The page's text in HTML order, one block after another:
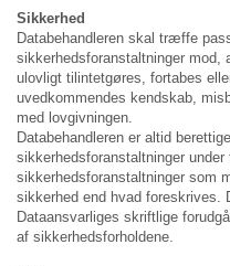
Sikkerhed
Databehandleren skal træffe
sikkerhedsforanstaltninger
ulovligt tilintetgøres, fortabes
uvedkommendes kendskab,
med lovgivningen.
Databehandleren er altid
sikkerhedsforanstaltninger
sikkerhedsforanstaltninger som
sikkerhed end hvad foreskrives.
Dataansvarliges skriftlige
af sikkerhedsforholdene.